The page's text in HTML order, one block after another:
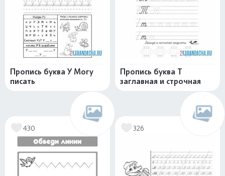
Пропись буква У Могу
писать
Пропись буква Т
заглавная и строчная
430 326